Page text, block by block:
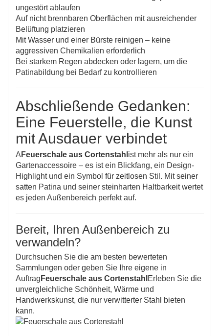
ungestört ablaufen
Auf nicht brennbaren Oberflächen mit ausreichender
Belüftung platzieren
Mit Wasser und einer Bürste reinigen – keine
aggressiven Chemikalien erforderlich
Bei starkem Regen abdecken oder lagern, um die
Patinabildung bei Bedarf zu kontrollieren
Abschließende Gedanken:
Eine Feuerstelle, die Kunst
mit Ausdauer verbindet
A Feuerschale aus Cortenstahl ist mehr als nur ein
Gartenaccessoire – es ist ein Blickfang, ein Design-
Highlight und ein Symbol für zeitlosen Stil. Mit seiner
satten Patina und seiner steinharten Haltbarkeit wertet
es jeden Außenbereich perfekt auf.
Bereit, Ihren Außenbereich zu
verwandeln?
Durchsuchen Sie die am besten bewerteten
Sammlungen oder geben Sie Ihre eigene in
Auftrag Feuerschale aus Cortenstahl Erleben Sie die
unvergleichliche Schönheit, Wärme und
Handwerkskunst, die nur verwitterter Stahl bieten
kann.